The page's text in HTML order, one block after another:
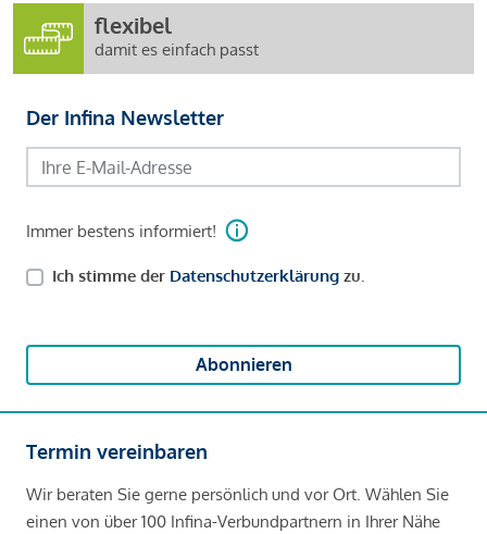
flexibel
damit es einfach passt
Der Infina Newsletter
Immer bestens informiert!
Ich stimme der Datenschutzerklärung zu.
Abonnieren
Termin vereinbaren
Wir beraten Sie gerne persönlich und vor Ort. Wählen Sie
einen von über 100 Infina-Verbundpartnern in Ihrer Nähe